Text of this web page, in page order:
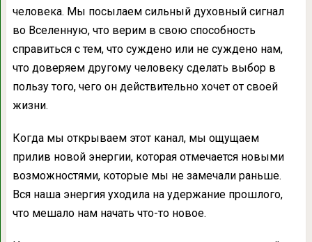
человека. Мы посылаем сильный духовный сигнал
во Вселенную, что верим в свою способность
справиться с тем, что суждено или не суждено нам,
что доверяем другому человеку сделать выбор в
пользу того, чего он действительно хочет от своей
жизни.
Когда мы открываем этот канал, мы ощущаем
прилив новой энергии, которая отмечается новыми
возможностями, которые мы не замечали раньше.
Вся наша энергия уходила на удержание прошлого,
что мешало нам начать что-то новое.